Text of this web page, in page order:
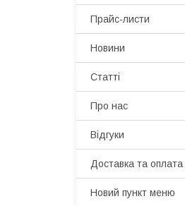
Прайс-листи
Новини
Статті
Про нас
Відгуки
Доставка та оплата
Новий пункт меню